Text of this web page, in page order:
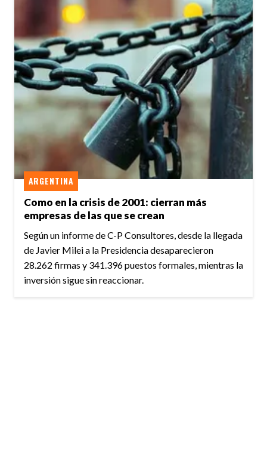
Como en la crisis de 2001: cierran más
empresas de las que se crean
ARGENTINA
Según un informe de C-P Consultores, desde la llegada
de Javier Milei a la Presidencia desaparecieron
28.262 firmas y 341.396 puestos formales, mientras la
inversión sigue sin reaccionar.